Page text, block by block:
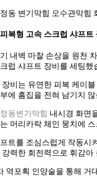
동 변기막힘 오수관막힘
복형 고속 스크럽 샤프
내벽 마찰 손상을 원천
럽 샤프트 장비를 세팅했
장비는 유연한 피복 케이
에 흠집을 전혀 남기지 않
동변기막힘 내시경 화면
머리카락 체인 뭉치에
트를 조심스럽게 작동시
강력한 회전력으로 휘감아
역포획 인양술을 통해 거